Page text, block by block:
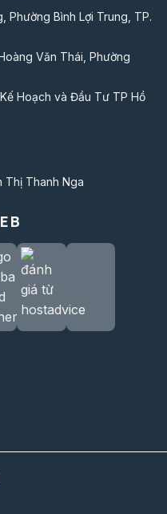
Phường Bình Lợi Trung, TP.
Văn Thái, Phường
Hoạch và Đầu Tư TP Hồ
Thị Thanh Nga